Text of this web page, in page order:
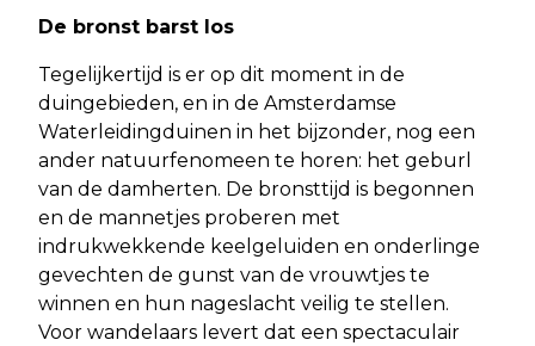
De bronst barst los
Tegelijkertijd is er op dit moment in de
duingebieden, en in de Amsterdamse
Waterleidingduinen in het bijzonder, nog een
ander natuurfenomeen te horen: het geburl
van de damherten. De bronsttijd is begonnen
en de mannetjes proberen met
indrukwekkende keelgeluiden en onderlinge
gevechten de gunst van de vrouwtjes te
winnen en hun nageslacht veilig te stellen.
Voor wandelaars levert dat een spectaculair